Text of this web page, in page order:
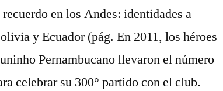
en los Andes: identidades a
y Ecuador (pág. En 2011, los héroes
Pernambucano llevaron el número
celebrar su 300° partido con el club.